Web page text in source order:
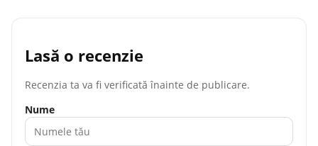
Lasă o recenzie
Recenzia ta va fi verificată înainte de publicare.
Nume